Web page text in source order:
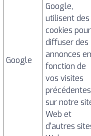
Google
Google,
utilisent des
cookies pour
diffuser des
annonces en
fonction de
vos visites
précédentes
sur notre
Web et
d'autres